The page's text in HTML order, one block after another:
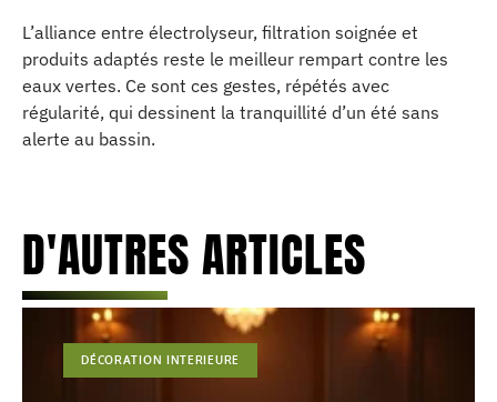
L’alliance entre électrolyseur, filtration soignée et
produits adaptés reste le meilleur rempart contre les
eaux vertes. Ce sont ces gestes, répétés avec
régularité, qui dessinent la tranquillité d’un été sans
alerte au bassin.
D'AUTRES ARTICLES
DÉCORATION INTERIEURE